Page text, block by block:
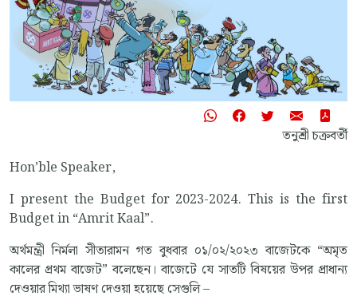
তনুশ্রী চক্রবর্তী
Hon’ble Speaker,
I present the Budget for 2023-2024. This is the first
Budget in “Amrit Kaal”.
অর্থমন্ত্রী নির্মলা সীতারামন গত বুধবার ০১/০২/২০২৩ বাজেটকে “অমৃত
কালের প্রথম বাজেট” বলেছেন। বাজেটে যে সাতটি বিষয়ের উপর প্রাধান্য
দেওয়ার মিথ্যা ভাষণ দেওয়া হয়েছে সেগুলি –